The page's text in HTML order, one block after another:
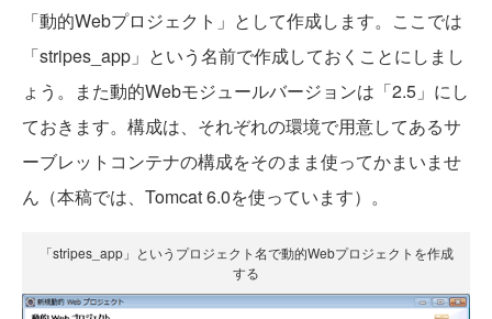
「動的Webプロジェクト」として作成します。ここでは
「stripes_app」という名前で作成しておくことにしまし
ょう。また動的Webモジュールバージョンは「2.5」にし
ておきます。構成は、それぞれの環境で用意してあるサ
ーブレットコンテナの構成をそのまま使ってかまいませ
ん（本稿では、Tomcat 6.0を使っています）。
「stripes_app」というプロジェクト名で動的Webプロジェクトを作成
する